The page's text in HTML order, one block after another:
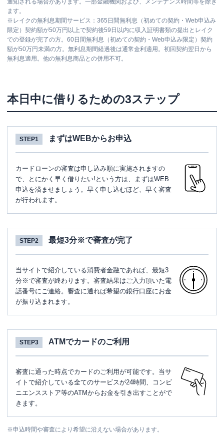
通知される場合があります。一部金融機関および、メンテナンス時間等を除き
ます。
※ レイクの無利息期間サービス：365日間無利息（初めての契約・Web申込み
限定）契約額が50万円以上で契約後59日以内に収入証明書類の提出とレイク
での登録が完了の方。60日間無利息（初めての契約・Web申込み限定）契約
額が50万円未満の方。無利息期間経過後は通常金利適用。初回契約翌日から
無利息適用。他の無利息商品との併用不可。
本日中に借りるための3ステップ
STEP1 まずはWEBからお申込
カードローンの審査は申し込み順に実施されますの
で、とにかく早く借りたい!という方は、まずはWEB
申込を済ませましょう。早く申し込むほど、早く審査
が行われます。
STEP2 最短3分※で審査が完了
当サイトで紹介している消費者金融であれば、最短3
分※で審査が終わります。審査結果はご入力頂いた電
話番号にご連絡。審査に通れば希望の銀行口座にお金
が振り込まれます。
STEP3 ATMでカードのご利用
審査に通った時点でカードのご利用が可能です。当サ
イトで紹介している全てのサービスが24時間、コンビ
ニエンスストア等のATMからお金を引き出すことがで
きます。
※申込時間や審査により希望に沿えない場合があります。